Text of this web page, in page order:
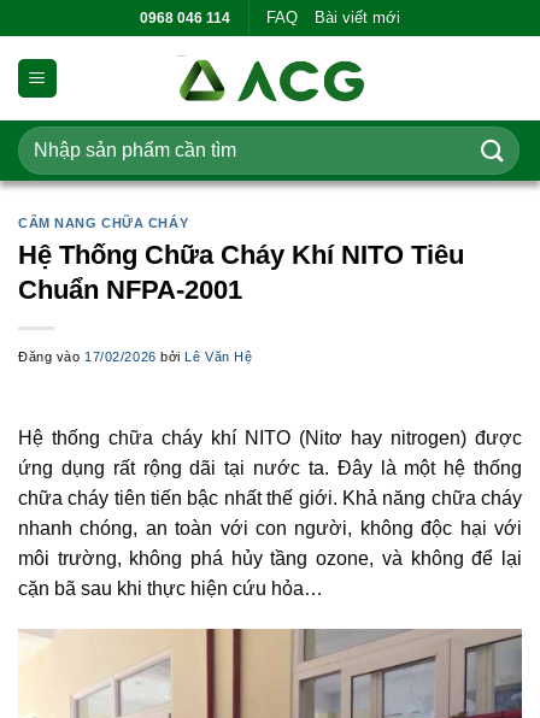
dung
0968 046 114 FAQ Bài viết mới
Tìm
kiếm:
CẨM NANG CHỮA CHÁY
Hệ Thống Chữa Cháy Khí NITO Tiêu
Chuẩn NFPA-2001
Đăng vào 17/02/2026 bởiLê Văn Hệ
Hệ thống chữa cháy khí NITO (Nitơ hay nitrogen) được
ứng dụng rất rộng dãi tại nước ta. Đây là một hệ thống
chữa cháy tiên tiến bậc nhất thế giới. Khả năng chữa cháy
nhanh chóng, an toàn với con người, không độc hại với
môi trường, không phá hủy tầng ozone, và không để lại
cặn bã sau khi thực hiện cứu hỏa…